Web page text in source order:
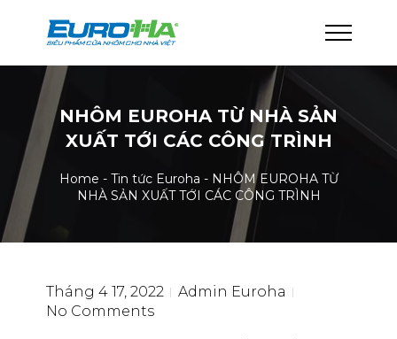
NHÔM EUROHA TỪ NHÀ SẢN
XUẤT TỚI CÁC CÔNG TRÌNH
Home - Tin tức Euroha - NHÔM EUROHA TỪ
NHÀ SẢN XUẤT TỚI CÁC CÔNG TRÌNH
Tháng 4 17, 2022
Admin Euroha
No Comments